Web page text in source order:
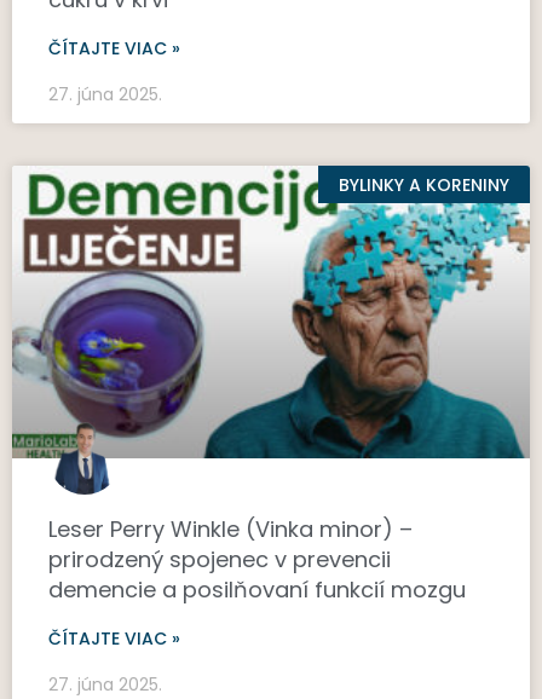
ČÍTAJTE VIAC »
27. júna 2025.
BYLINKY A KORENINY
Leser Perry Winkle (Vinka minor) –
prirodzený spojenec v prevencii
demencie a posilňovaní funkcií mozgu
ČÍTAJTE VIAC »
27. júna 2025.